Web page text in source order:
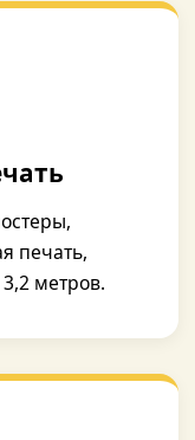
печать,
метров.